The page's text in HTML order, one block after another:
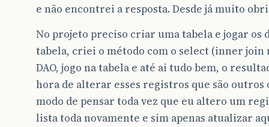
e não encontrei a resposta. Desde já muito
No projeto preciso criar uma tabela e jogar os
tabela, criei o método com o select (inner join
DAO, jogo na tabela e até ai tudo bem, o
hora de alterar esses registros que são outros
modo de pensar toda vez que eu altero um
lista toda novamente e sim apenas atualizar